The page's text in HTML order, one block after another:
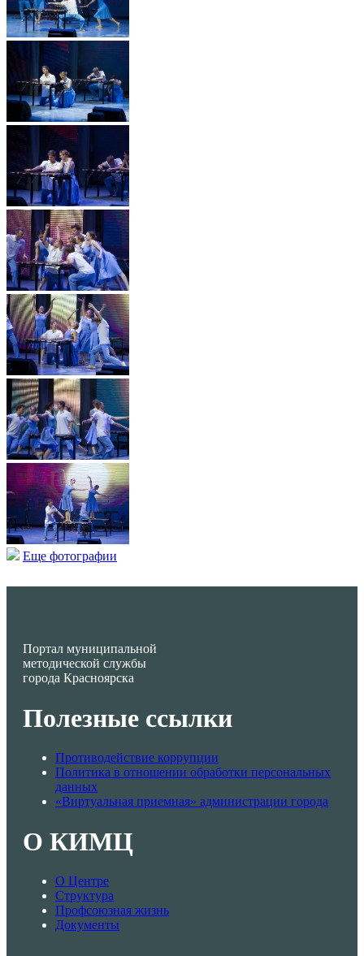
Еще фотографии
Портал муниципальной
методической службы
города Красноярска
Полезные ссылки
Противодействие коррупции
Политика в отношении обработки персональных
данных
«Виртуальная приемная» администрации города
О КИМЦ
О Центре
Структура
Профсоюзная жизнь
Документы